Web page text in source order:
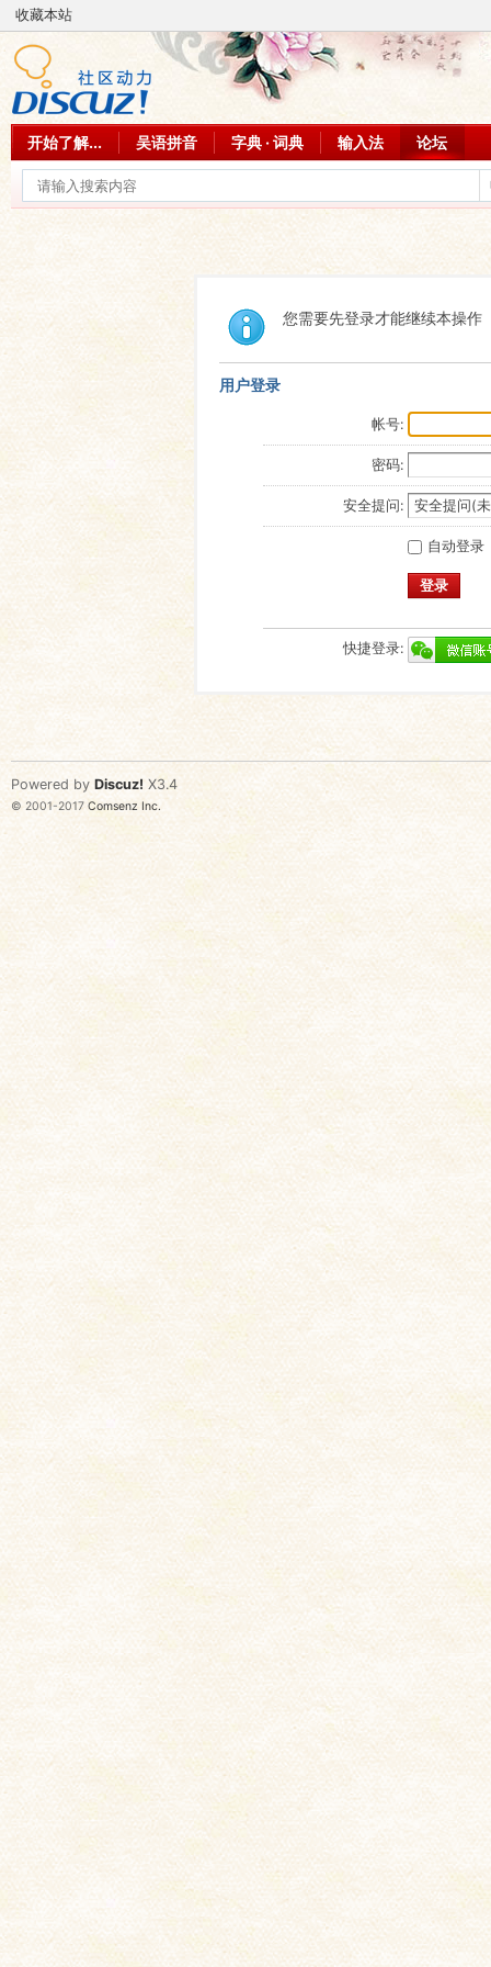
收藏本站
开始了解... 吴语拼音 字典 · 词典 输入法 论坛
您需要先登录才能继续本操作
用户登录
帐号:
密码:
安全提问:
自动登录
登录
快捷登录:
Powered by Discuz! X3.4
© 2001-2017 Comsenz Inc.